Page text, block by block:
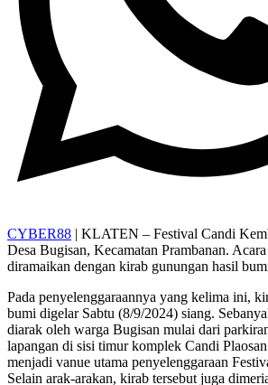
CYBER88 | KLATEN – Festival Candi
Desa Bugisan, Kecamatan Prambanan.
diramaikan dengan kirab gunungan hasil
Pada penyelenggaraannya yang kelima ini,
bumi digelar Sabtu (8/9/2024) siang.
diarak oleh warga Bugisan mulai dari
lapangan di sisi timur komplek Candi
menjadi vanue utama penyelenggaraan
Selain arak-arakan, kirab tersebut juga